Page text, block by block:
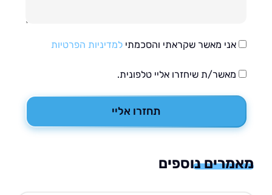
אני מאשר שקראתי והסכמתילמדיניות הפרטיות
מאשר/ת שיחזרו אליי טלפונית.
תחזרו אליי
נוספים